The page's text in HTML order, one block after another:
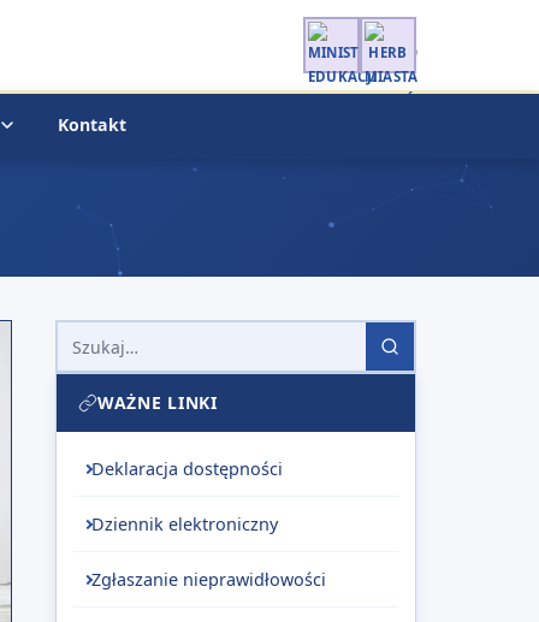
Kontakt
Szukaj
WAŻNE LINKI
Deklaracja dostępności
Dziennik elektroniczny
Zgłaszanie nieprawidłowości